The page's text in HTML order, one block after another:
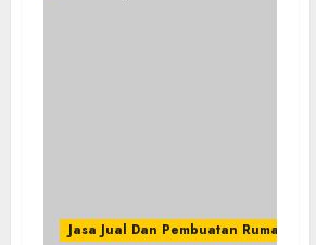
Jasa Jual Dan Pembuatan Rumah Kayu